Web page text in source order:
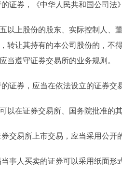
证券，《中华人民共和国公司
以上股份的股东、实际控制人
转让其持有的本公司股份的，不
当遵守证券交易所的业务规则。
证券，应当在依法设立的证券交
以在证券交易所、国务院批准的
交易所上市交易，应当采用公开
事人买卖的证券可以采用纸面形